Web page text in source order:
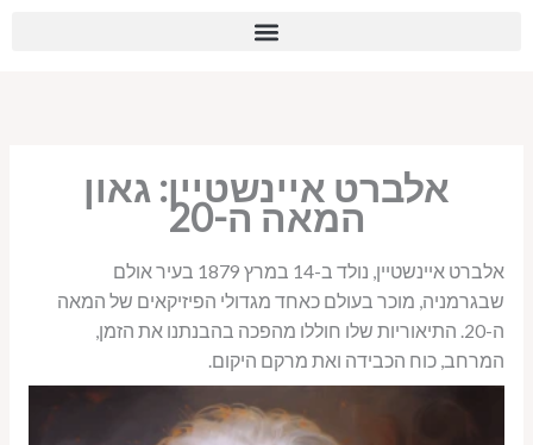
אלברט איינשטיין: גאון
המאה ה-20
אלברט איינשטיין, נולד ב-14 במרץ 1879 בעיר אולם
שבגרמניה, מוכר בעולם כאחד מגדולי הפיזיקאים של המאה
ה-20. התיאוריות שלו חוללו מהפכה בהבנתנו את הזמן,
המרחב, כוח הכבידה ואת מרקם היקום.